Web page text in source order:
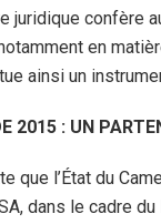
juridique confère
en
ainsi un
2015 : UN
que l’État du
dans le cadre